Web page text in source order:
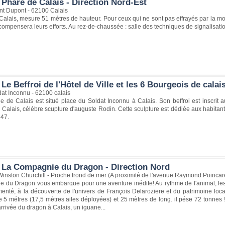
Phare de Calais - Direction Nord-Est
Dupont - 62100 Calais
mesure 51 mètres de hauteur. Pour ceux qui ne sont pas effrayés par la
leurs efforts. Au rez-de-chaussée : salle des techniques de
Le Beffroi de l'Hôtel de Ville et les 6 Bourgeois de
Inconnu - 62100 calais
de Calais est situé place du Soldat Inconnu à Calais. Son beffroi est inscrit
célébre scupture d'auguste Rodin. Cette sculpture est dédiée aux
La Compagnie du Dragon - Direction Nord
Churchill - Proche frond de mer (A proximité de l'avenue Raymond
du Dragon vous embarque pour une aventure inédite! Au rythme de l'animal,
à la découverte de l'univers de François Delaroziere et du patrimoine
5 métres (17,5 mètres ailes déployées) et 25 mètres de long. il pése 72
du dragon à Calais, un iguane...